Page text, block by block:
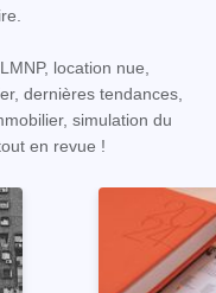
location nue,
dernières tendances,
simulation du
en revue !